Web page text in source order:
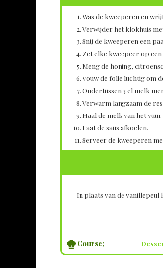
Was de kweeperen en
Verwijder het klokhuis
Snij de kweeperen een
Zet elke kweepeer op
Meng de honing,
Vouw de folie luchtig om
Ondertussen 3 el melk
Verwarm langzaam de
Haal de melk van het
Laat de saus afkoelen.
Serveer de kweeperen
In plaats van de
Course;